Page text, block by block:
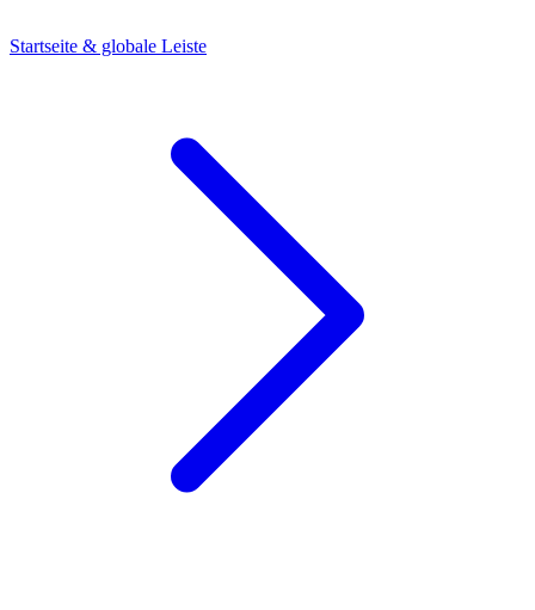
Startseite & globale Leiste